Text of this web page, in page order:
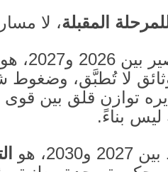
المقبلة، لا
بين 2026 و2027، هو
لا تُطبَّق، وضغوط
توازن قلق بين قوى
ليس بناءً.
بين 2027 و2030، هو